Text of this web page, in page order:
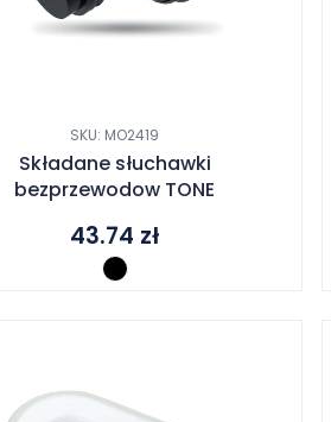
SKU: MO2419
Składane słuchawki
bezprzewodow TONE
43.74 zł